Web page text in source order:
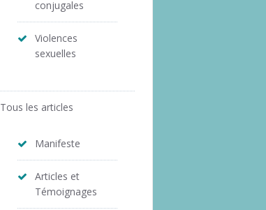
conjugales
Violences
sexuelles
Tous les articles
Manifeste
Articles et
Témoignages